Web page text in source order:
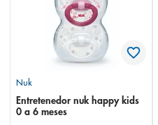
Nuk
Entretenedor nuk happy kids
0 a 6 meses